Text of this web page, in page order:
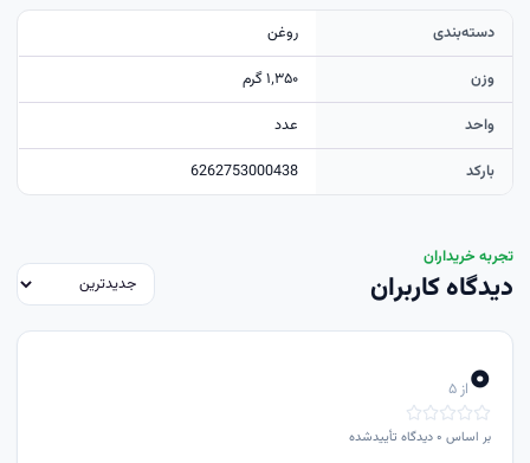
دسته‌بندی
روغن
وزن
۱٬۳۵۰ گرم
واحد
عدد
بارکد
6262753000438
تجربه خریداران
دیدگاه کاربران
۰از ۵
بر اساس ۰دیدگاه تأییدشده